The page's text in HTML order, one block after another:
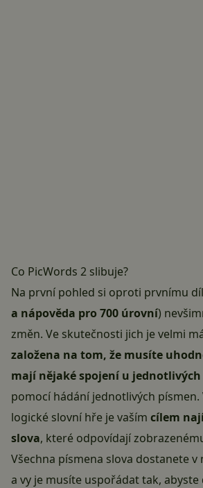
Co PicWords 2 slibuje?
Na první pohled si oproti prvnímu
a nápověda pro 700 úrovní)
změn. Ve skutečnosti jich je velmi
založena na tom, že musíte
mají nějaké spojení u
pomocí hádání jednotlivých
logické slovní hře je vaším cílem
slova, které odpovídají
Všechna písmena slova dostanete
a vy je musíte uspořádat tak,